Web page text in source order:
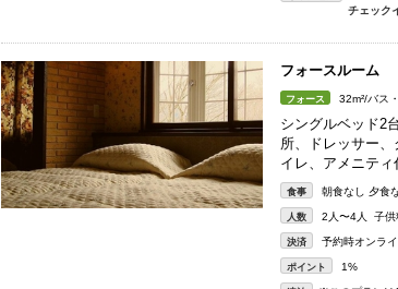
フォースルーム
フォース 32m²/バス
シングルベッド2
所、ドレッサー
イレ、アメニティ
食事 朝食なし 夕食
人数 2人〜4人 子供
決済 予約時オンラ
ポイント 1%